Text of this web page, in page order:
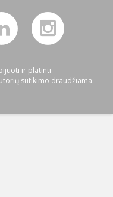
ir platinti
sutikimo draudžiama.